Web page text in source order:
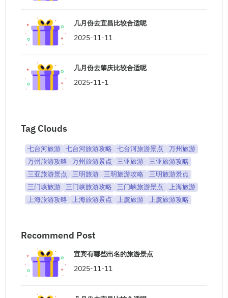
几月份去宜昌比较合适呢
2025-11-11
几月份去肇庆比较合适呢
2025-11-1
Tag Clouds
七台河旅游 七台河旅游攻略 七台河旅游景点
万州旅游
万州旅游攻略
万州旅游景点 三亚旅游
三亚旅游攻略
三亚旅游景点
三明旅游 三明旅游攻略
三明旅游景点
三门峡旅游
三门峡旅游攻略 三门峡旅游景点
上海旅游
上海旅游攻略
上海旅游景点 上虞旅游 上虞旅游攻略
Recommend Post
宜宾有哪些出名的旅游景点
2025-11-11